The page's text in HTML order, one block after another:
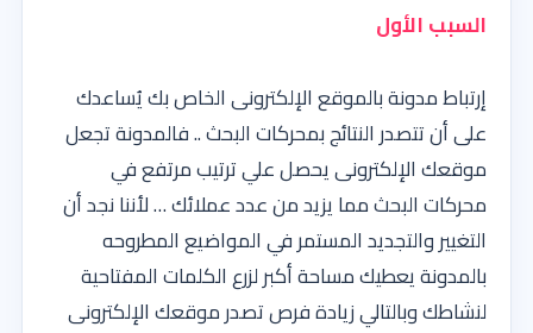
السبب الأول
إرتباط مدونة بالموقع الإلكترونى الخاص بك يُساعدك
على أن تتصدر النتائج بمحركات البحث .. فالمدونة تجعل
موقعك الإلكترونى يحصل علي ترتيب مرتفع في
محركات البحث مما يزيد من عدد عملائك … لأننا نجد أن
التغيير والتجديد المستمر في المواضيع المطروحه
بالمدونة يعطيك مساحة أكبر لزرع الكلمات المفتاحية
لنشاطك وبالتالي زيادة فرص تصدر موقعك الإلكترونى